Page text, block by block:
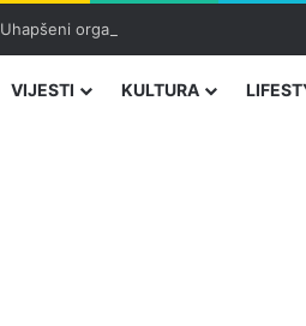
Uhapšeni organizatori krijumčarenja
VIJESTI KULTURA